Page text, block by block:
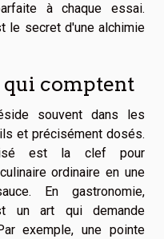
à chaque essai.
le secret d'une alchimie
qui comptent
souvent dans les
et précisément dosés.
est la clef pour
ordinaire en une
En gastronomie,
un art qui demande
exemple, une pointe